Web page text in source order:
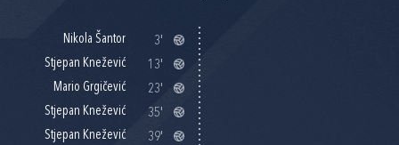
Nikola Šantor
3'
Stjepan Knežević
13'
Mario Grgičević
23'
Stjepan Knežević
35'
Stjepan Knežević
39'